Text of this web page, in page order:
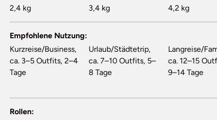
2,4 kg 3,4 kg 4,2 kg
Empfohlene Nutzung
Kurzreise/Business,
ca. 3–5 Outfits, 2–4
Tage
Urlaub/Städtetrip,
ca. 7–10 Outfits, 5–
8 Tage
Langreise/
ca. 12–15
9–14 Tage
Rollen